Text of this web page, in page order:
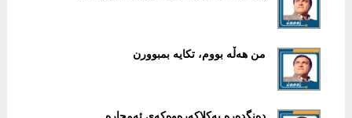
من هەڵە بووم، تکایە بمبوورن